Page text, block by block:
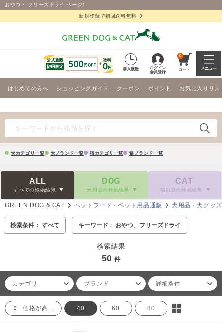
おやつ・ フリーズドライ ページ1
新規登録で初回送料無料
購入履歴
ログイン
会員登録
0
カート メニュー
はじめての方へ ショッピングガイド クーポン ポイント お気に入りリス
犬カテゴリ一覧 犬ブランド一覧 猫カテゴリ一覧 猫ブランド一覧
ALL
すべての検索結果
DOG
犬用品の検索結果
CAT
猫用品の検索結果
GREEN DOG & CAT ペットフード・ペット用品通販 犬用品・犬グッズ
検索条件： すべて キーワード： おやつ、フリーズドライ
検索結果
50 件
カテゴリ ブランド 詳細条件
価格が高い順 40 60 80